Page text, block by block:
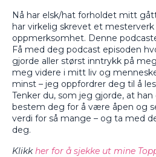
Nå har elsk/hat forholdet mitt
har virkelig skrevet et
oppmerksomhet. Denne
Få med deg podcast episoden
gjorde aller størst inntrykk på
meg videre i mitt liv og
minst – jeg oppfordrer deg til å
Tenker du, som jeg gjorde, at han
bestem deg for å være åpen og
verdi for så mange – og ta med
deg.
Klikk her for å sjekke ut mine